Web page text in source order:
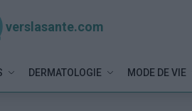
verslasante.com
DERMATOLOGIE MODE DE VIE